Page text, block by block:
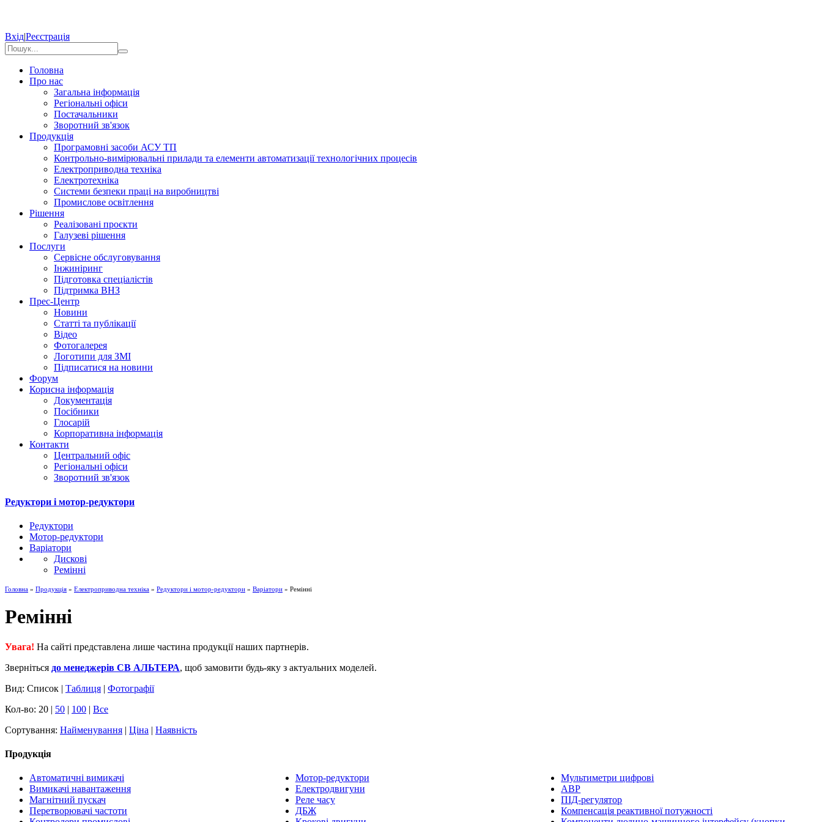
Вхід|Реєстрація
Головна
Про нас
Загальна інформація
Регіональні офіси
Постачальники
Зворотний зв'язок
Продукція
Програмовні засоби АСУ ТП
Контрольно-вимірювальні прилади та елементи автоматизації технологічних процесів
Електроприводна техніка
Електротехніка
Системи безпеки праці на виробництві
Промислове освітлення
Рішення
Реалізовані проєкти
Галузеві рішення
Послуги
Сервісне обслуговування
Інжиніринг
Підготовка спеціалістів
Підтримка ВНЗ
Прес-Центр
Новини
Статті та публікації
Відео
Фотогалерея
Логотипи для ЗМІ
Підписатися на новини
Форум
Корисна інформація
Документація
Посібники
Глосарій
Корпоративна інформація
Контакти
Центральний офіс
Регіональні офіси
Зворотний зв'язок
Редуктори і мотор-редуктори
Редуктори
Мотор-редуктори
Варіатори
Дискові
Ремінні
Головна » Продукція » Електроприводна техніка » Редуктори і мотор-редуктори » Варіатори » Ремінні
Ремінні
Увага! На сайті представлена лише частина продукції наших партнерів.
Зверніться до менеджерів СВ АЛЬТЕРА, щоб замовити будь-яку з актуальних моделей.
Вид: Список | Таблиця | Фотографії
Кол-во: 20 | 50 | 100 | Все
Сортування: Найменування | Ціна | Наявність
Продукція
Автоматичні вимикачі
Вимикачі навантаження
Магнітний пускач
Перетворювачі частоти
Мотор-редуктори
Електродвигуни
Реле часу
ДБЖ
Мультиметри цифрові
АВР
ПІД-регулятор
Компенсація реактивної потужності